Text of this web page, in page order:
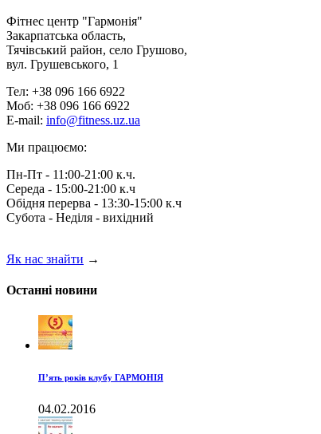
Фітнес центр "Гармонія"
Закарпатська область,
Тячівський район, село Грушово,
вул. Грушевського, 1
Тел: +38 096 166 6922
Моб: +38 096 166 6922
E-mail: info@fitness.uz.ua
Ми працюємо:
Пн-Пт - 11:00-21:00 к.ч.
Середа - 15:00-21:00 к.ч
Обідня перерва - 13:30-15:00 к.ч
Субота - Неділя - вихідний
Як нас знайти →
Останні новини
П’ять років клубу ГАРМОНІЯ
04.02.2016